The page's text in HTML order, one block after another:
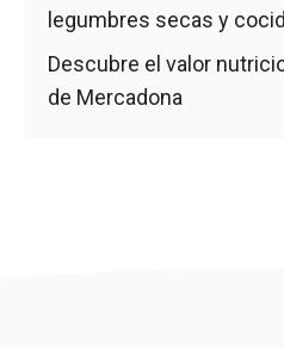
legumbres secas y
Descubre el valor
de Mercadona